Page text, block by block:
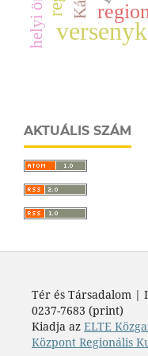
AKTUÁLIS SZÁM
Tér és Társadalom |
0237-7683 (print)
Kiadja az ELTE
Központ Regionális